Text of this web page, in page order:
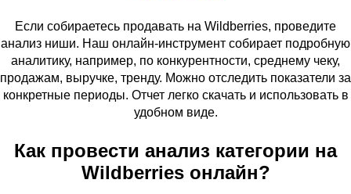
Если собираетесь продавать на Wildberries, проведите
анализ ниши. Наш онлайн-инструмент собирает подробную
аналитику, например, по конкурентности, среднему чеку,
продажам, выручке, тренду. Можно отследить показатели за
конкретные периоды. Отчет легко скачать и использовать в
удобном виде.
Как провести анализ категории на
Wildberriesонлайн?